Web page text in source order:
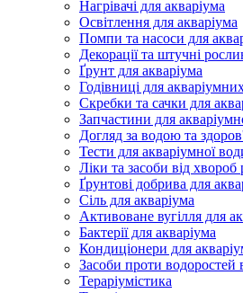
Нагрівачі для акваріума
Освітлення для акваріума
Помпи та насоси для
Декорації та штучні
Ґрунт для акваріума
Годівниці для
Скребки та сачки для
Запчастини для
Догляд за водою та
Тести для акваріумної
Ліки та засоби від хвороб
Ґрунтові добрива для
Сіль для акваріума
Активоване вугілля для
Бактерії для акваріума
Кондиціонери для
Засоби проти водоростей
Тераріумістика